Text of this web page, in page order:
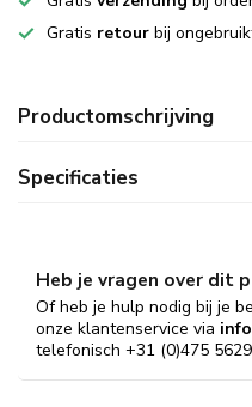
Gratis retour bij
Productomschrijving
Specificaties
Heb je vragen over dit
Of heb je hulp nodig bij je
onze klantenservice via
telefonisch +31 (0)475